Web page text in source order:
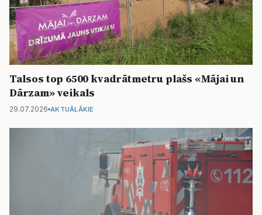
Talsos top 6500 kvadrātmetru plašs «Mājai un
Dārzam» veikals
29.07.2026 AKTUĀLĀKIE